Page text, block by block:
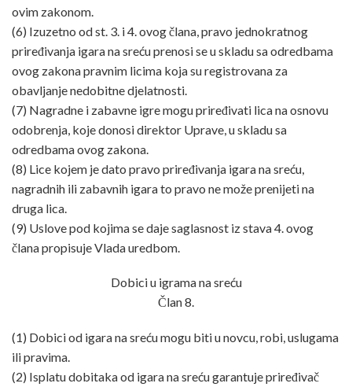
ovim zakonom.
(6) Izuzetno od st. 3. i 4. ovog člana, pravo jednokratnog
priređivanja igara na sreću prenosi se u skladu sa odredbama
ovog zakona pravnim licima koja su registrovana za
obavljanje nedobitne djelatnosti.
(7) Nagradne i zabavne igre mogu priređivati lica na osnovu
odobrenja, koje donosi direktor Uprave, u skladu sa
odredbama ovog zakona.
(8) Lice kojem je dato pravo priređivanja igara na sreću,
nagradnih ili zabavnih igara to pravo ne može prenijeti na
druga lica.
(9) Uslove pod kojima se daje saglasnost iz stava 4. ovog
člana propisuje Vlada uredbom.
Dobici u igrama na sreću
Član 8.
(1) Dobici od igara na sreću mogu biti u novcu, robi, uslugama
ili pravima.
(2) Isplatu dobitaka od igara na sreću garantuje priređivač